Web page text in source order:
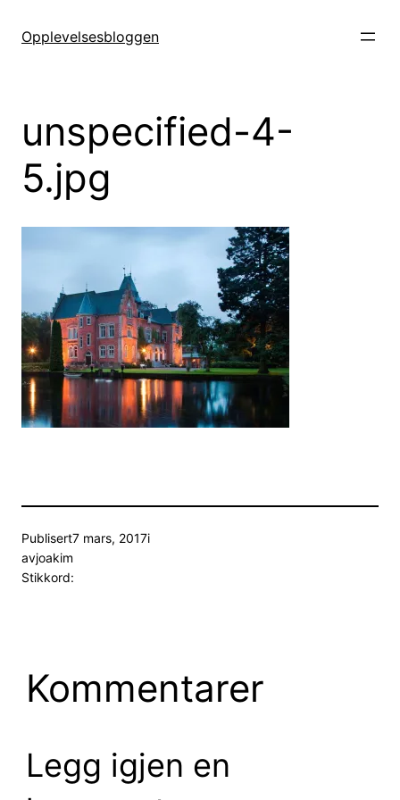
Opplevelsesbloggen
unspecified-4-
5.jpg
Publisert7 mars, 2017i
avjoakim
Stikkord:
Kommentarer
Legg igjen en